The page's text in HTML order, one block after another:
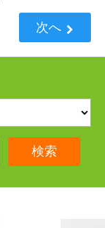
次へ
検索